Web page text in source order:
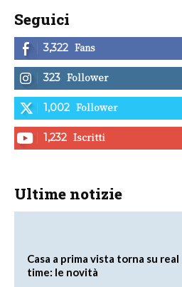
Seguici
3,322 Fans
323 Follower
1,002 Follower
1,232 Iscritti
Ultime notizie
Casa a prima vista torna su real
time: le novità